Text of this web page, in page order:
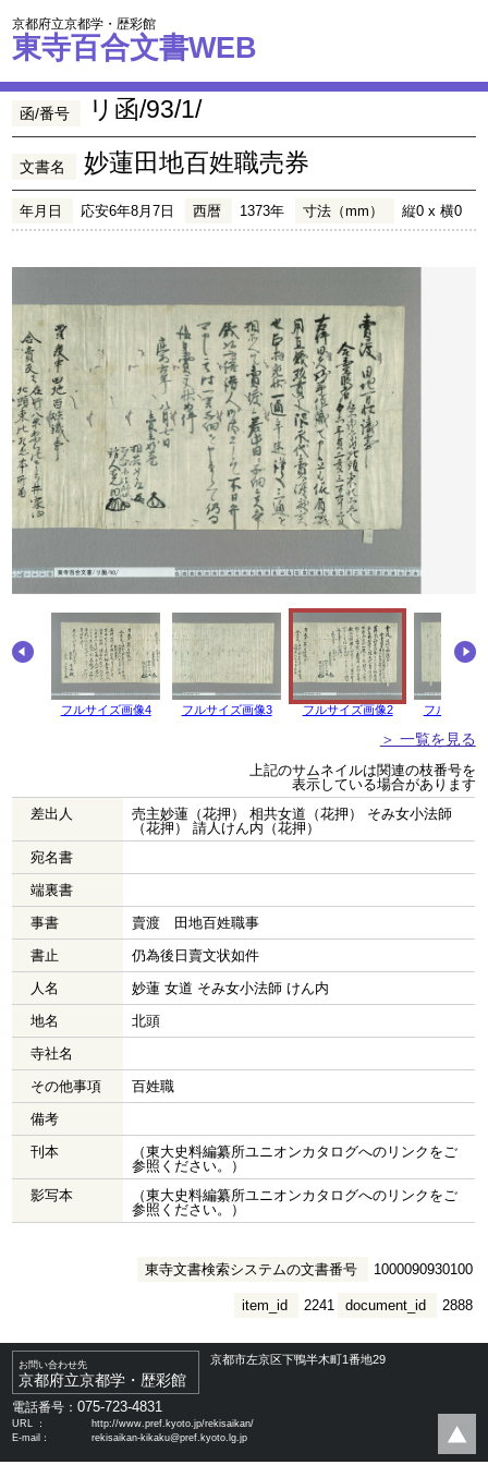
京都府立京都学・歴彩館
東寺百合文書WEB
函/番号 リ函/93/1/
文書名 妙蓮田地百姓職売券
年月日 応安6年8月7日 西暦 1373年 寸法（mm） 縦0 x 横0
フルサイズ画像4 フルサイズ画像3 フルサイズ画像2 フルサイズ
＞ 一覧を見る
上記のサムネイルは関連の枝番号を
表示している場合があります
差出人
売主妙蓮（花押） 相共女道（花押） そみ女小法師
（花押） 請人けん内（花押）
宛名書
端裏書
事書
賣渡 田地百姓職事
書止
仍為後日賣文状如件
人名
妙蓮 女道 そみ女小法師 けん内
地名
北頭
寺社名
その他事項
百姓職
備考
刊本
（東大史料編纂所ユニオンカタログへのリンクをご
参照ください。）
影写本
（東大史料編纂所ユニオンカタログへのリンクをご
参照ください。）
東寺文書検索システムの文書番号 1000090930100
document_id 2888
item_id 2241
お問い合わせ先
京都府立京都学・歴彩館
京都市左京区下鴨半木町1番地29
電話番号：075-723-4831
URL ：
http://www.pref.kyoto.jp/rekisaikan/
E-mail：
rekisaikan-kikaku@pref.kyoto.lg.jp